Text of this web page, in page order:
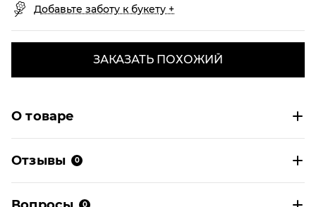
Добавьте заботу к букету +
ЗАКАЗАТЬ ПОХОЖИЙ
О товаре
Отзывы 0
0